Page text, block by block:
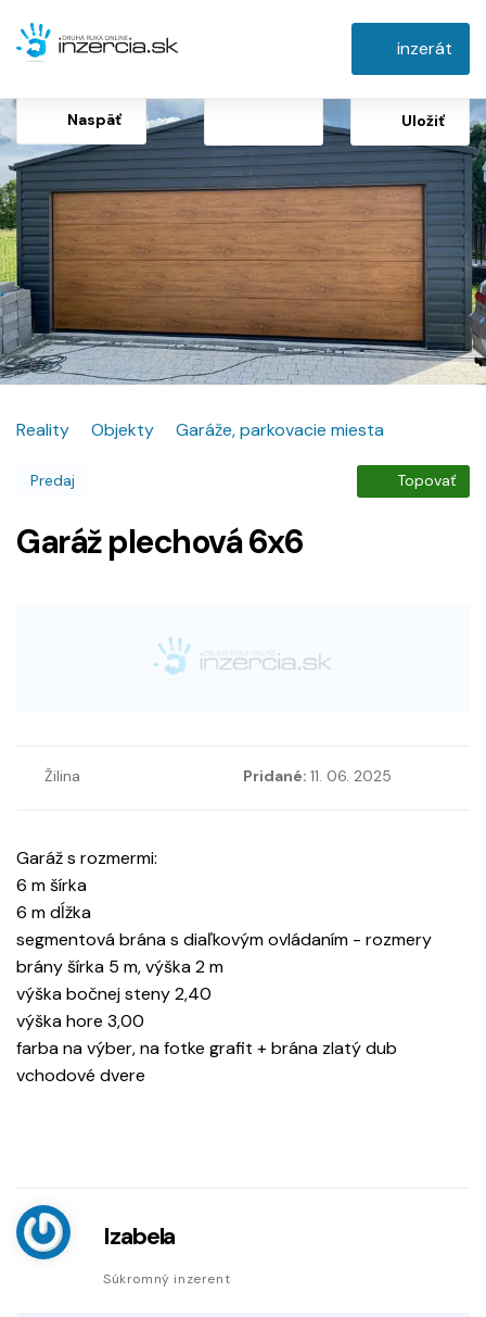
inzerát
Naspäť Uložiť
Reality Objekty Garáže, parkovacie miesta
Predaj Topovať
Garáž plechová 6x6
Žilina Pridané: 11. 06. 2025
Garáž s rozmermi:
6 m šírka
6 m dĺžka
segmentová brána s diaľkovým ovládaním - rozmery
brány šírka 5 m, výška 2 m
výška bočnej steny 2,40
výška hore 3,00
farba na výber, na fotke grafit + brána zlatý dub
vchodové dvere
Izabela
Súkromný inzerent